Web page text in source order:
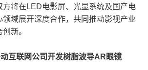
方将在LED电影屏、光显系统及国产电
领域展开深度合作，共同推动影视产业
新。
互联网公司开发树脂波导AR眼镜